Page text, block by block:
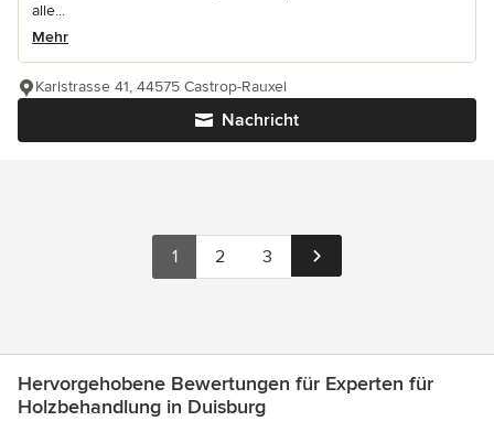
alle...
Mehr
Nachricht
Karlstrasse 41, 44575 Castrop-Rauxel
1 2 3
Hervorgehobene Bewertungen für Experten für
Holzbehandlung in Duisburg